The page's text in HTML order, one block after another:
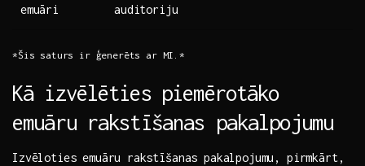
⁢emuāri
auditoriju
*Šis saturs ir ģenerēts⁤ ar ​MI.*
Kā ‌izvēlēties⁣ piemērotāko
emuāru rakstīšanas pakalpojumu
Izvēloties‌ emuāru⁤ rakstīšanas pakalpojumu, pirmkārt,